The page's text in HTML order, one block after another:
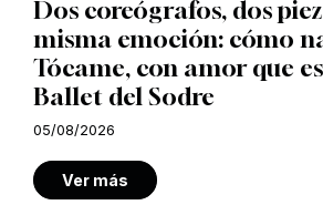
Dos coreógrafos, dos
misma emoción: cómo
Tócame, con amor que
Ballet del Sodre
05/08/2026
Ver más